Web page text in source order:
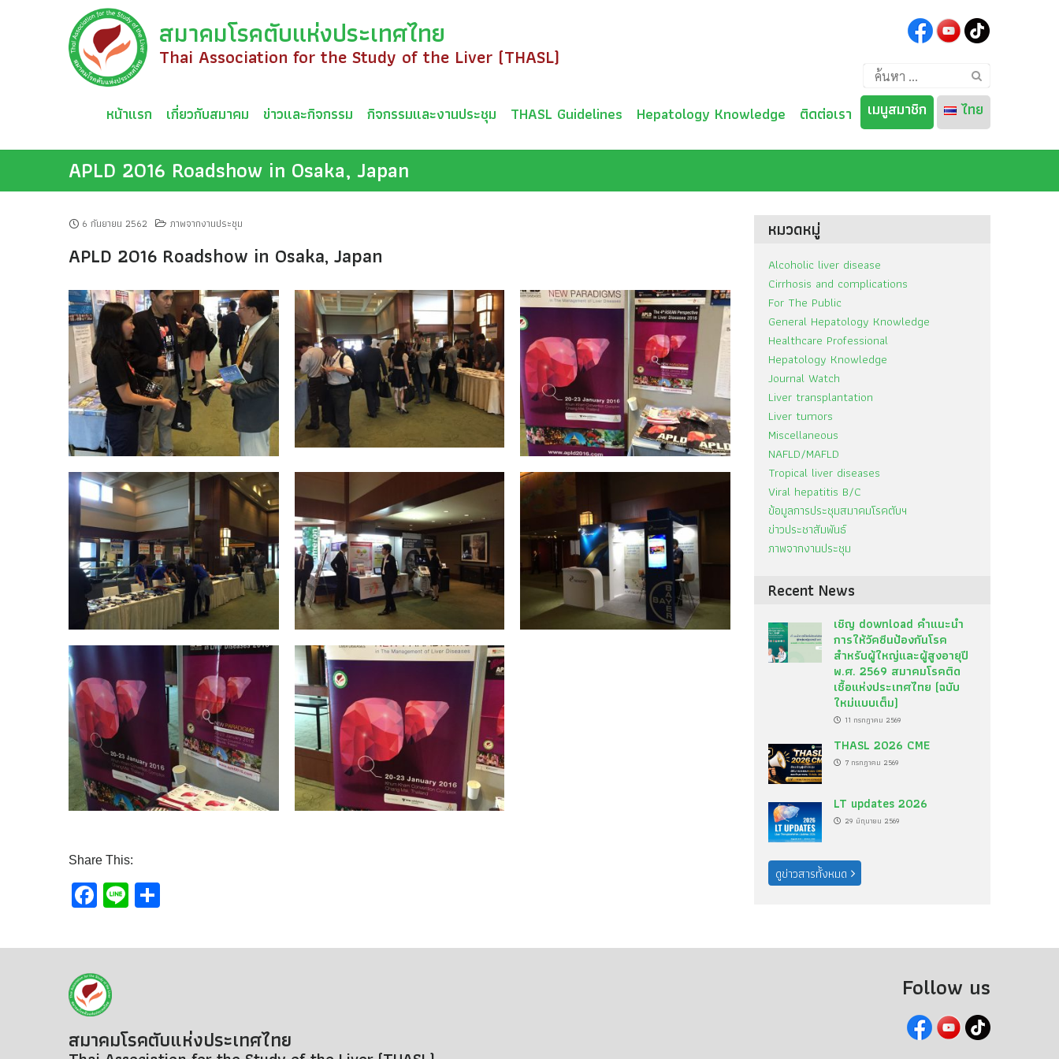
สมาคมโรคตับแห่งประเทศไทย
Thai Association for the Study of the Liver (THASL)
ค้นหา
สำหรับ:
หน้าแรก เกี่ยวกับสมาคม ข่าวและกิจกรรม กิจกรรมและงานประชุม THASL Guidelines Hepatology Knowledge ติดต่อเรา เมนูสมาชิก ไทย
APLD 2016 Roadshow in Osaka, Japan
6 กันยายน 2562 ภาพจากงานประชุม
APLD 2016 Roadshow in Osaka, Japan
Share This:
Facebook
Line
หมวดหมู่
Alcoholic liver disease
Cirrhosis and complications
For The Public
General Hepatology Knowledge
Healthcare Professional
Hepatology Knowledge
Journal Watch
Liver transplantation
Liver tumors
Miscellaneous
NAFLD/MAFLD
Tropical liver diseases
Viral hepatitis B/C
ข้อมูลการประชุมสมาคมโรคตับฯ
ข่าวประชาสัมพันธ์
ภาพจากงานประชุม
Recent News
เชิญ download คำแนะนำ
การให้วัคซีนป้องกันโรค
สำหรับผู้ใหญ่และผู้สูงอายุปี
พ.ศ. 2569 สมาคมโรคติด
เชื้อแห่งประเทศไทย (ฉบับ
ใหม่แบบเต็ม)
11 กรกฎาคม 2569
THASL 2026 CME
7 กรกฎาคม 2569
LT updates 2026
29 มิถุนายน 2569
ดูข่าวสารทั้งหมด
สมาคมโรคตับแห่งประเทศไทย
Follow us